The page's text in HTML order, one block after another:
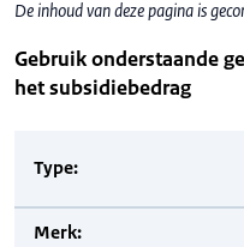
De inhoud van deze pagina is
Gebruik onderstaande
het subsidiebedrag
Type:
Merk: